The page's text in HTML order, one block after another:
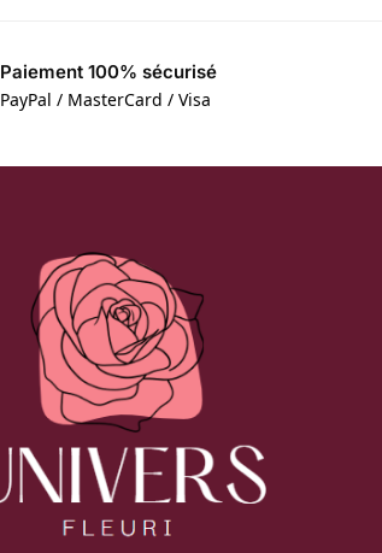
Paiement 100% sécurisé
PayPal / MasterCard / Visa